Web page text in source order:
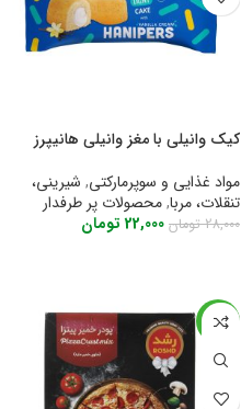
کیک وانیلی با مغز وانیلی هانیپرز
مواد غذایی و سوپرمارکتی, شیرینی،
تنقلات، مربا,محصولات پر طرفدار
28,000 تومان 22,000 تومان
-34%